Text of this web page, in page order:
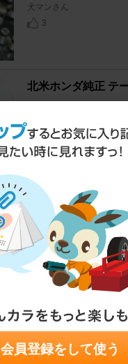
犬マンさん
3
北米ホンダ純正 テ
4
MUGEN Aluminum
(CATALOG for
シビック
TYPE-ARAさん
0
百式 フロントリッ
1
会員登録をして使う